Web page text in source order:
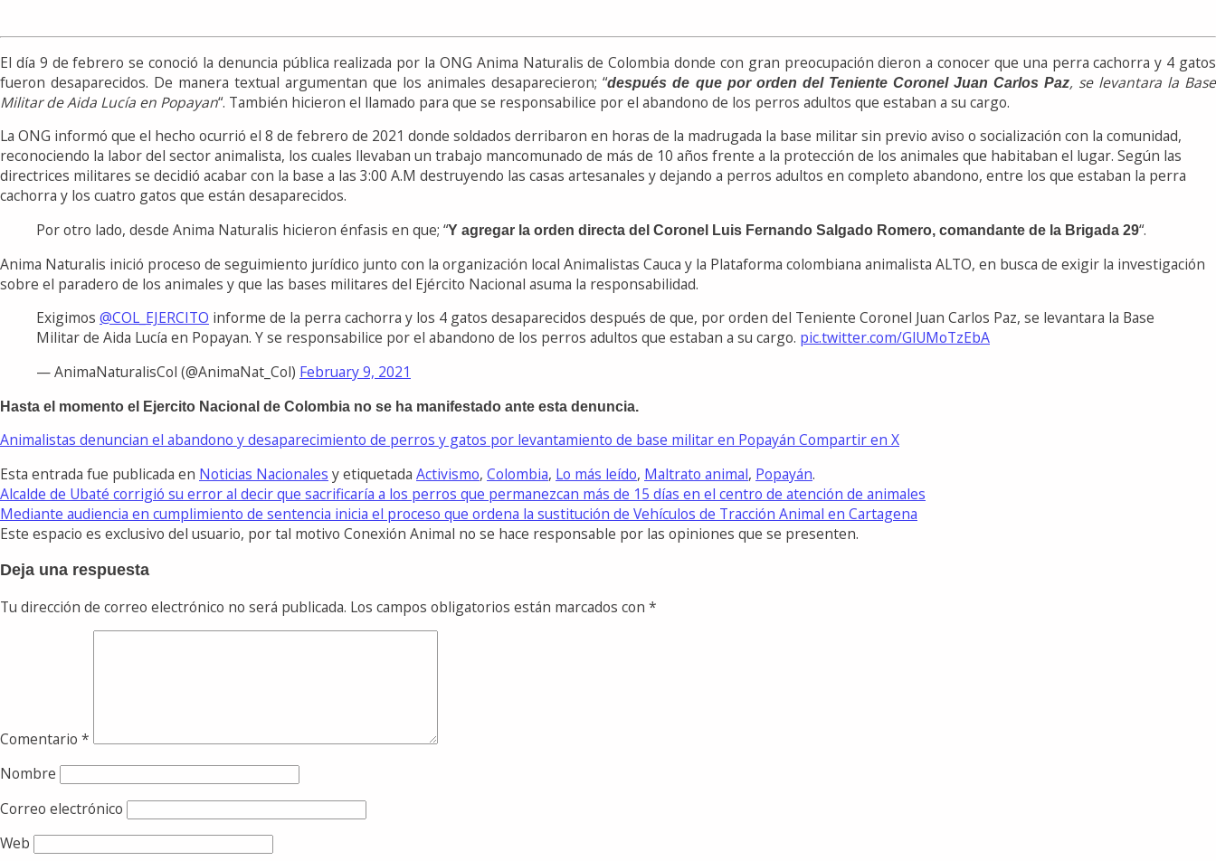
El día 9 de febrero se conoció la denuncia pública realizada por la ONG Anima Naturalis de Colombia donde con gran preocupación dieron a conocer que una perra cachorra y 4 gatos
fueron desaparecidos. De manera textual argumentan que los animales desaparecieron; “después de que por orden del Teniente Coronel Juan Carlos Paz, se levantara la Base
Militar de Aida Lucía en Popayan“. También hicieron el llamado para que se responsabilice por el abandono de los perros adultos que estaban a su cargo.
La ONG informó que el hecho ocurrió el 8 de febrero de 2021 donde soldados derribaron en horas de la madrugada la base militar sin previo aviso o socialización con la comunidad,
reconociendo la labor del sector animalista, los cuales llevaban un trabajo mancomunado de más de 10 años frente a la protección de los animales que habitaban el lugar. Según las
directrices militares se decidió acabar con la base a las 3:00 A.M destruyendo las casas artesanales y dejando a perros adultos en completo abandono, entre los que estaban la perra
cachorra y los cuatro gatos que están desaparecidos.
Por otro lado, desde Anima Naturalis hicieron énfasis en que; “Y agregar la orden directa del Coronel Luis Fernando Salgado Romero, comandante de la Brigada 29“.
Anima Naturalis inició proceso de seguimiento jurídico junto con la organización local Animalistas Cauca y la Plataforma colombiana animalista ALTO, en busca de exigir la investigación
sobre el paradero de los animales y que las bases militares del Ejército Nacional asuma la responsabilidad.
Exigimos @COL_EJERCITO informe de la perra cachorra y los 4 gatos desaparecidos después de que, por orden del Teniente Coronel Juan Carlos Paz, se levantara la Base
Militar de Aida Lucía en Popayan. Y se responsabilice por el abandono de los perros adultos que estaban a su cargo. pic.twitter.com/GlUMoTzEbA
— AnimaNaturalisCol (@AnimaNat_Col) February 9, 2021
Hasta el momento el Ejercito Nacional de Colombia no se ha manifestado ante esta denuncia.
Animalistas denuncian el abandono y desaparecimiento de perros y gatos por levantamiento de base militar en Popayán Compartir en X
Esta entrada fue publicada en Noticias Nacionales y etiquetada Activismo, Colombia, Lo más leído, Maltrato animal, Popayán.
Alcalde de Ubaté corrigió su error al decir que sacrificaría a los perros que permanezcan más de 15 días en el centro de atención de animales
Mediante audiencia en cumplimiento de sentencia inicia el proceso que ordena la sustitución de Vehículos de Tracción Animal en Cartagena
Este espacio es exclusivo del usuario, por tal motivo Conexión Animal no se hace responsable por las opiniones que se presenten.
Deja una respuesta
Tu dirección de correo electrónico no será publicada. Los campos obligatorios están marcados con *
Comentario *
Nombre
Correo electrónico
Web